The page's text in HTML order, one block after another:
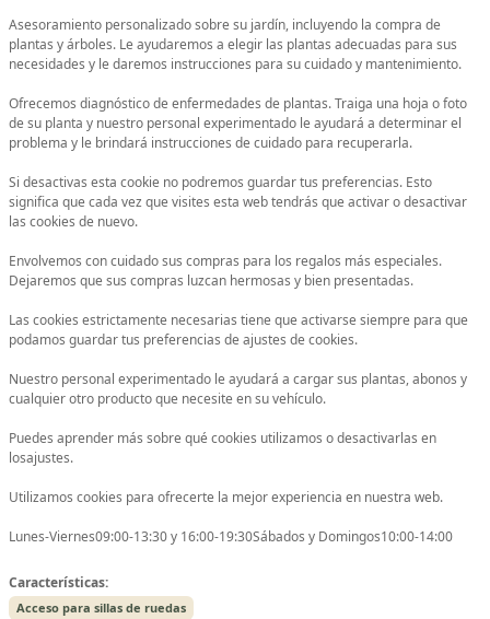
Asesoramiento personalizado sobre su jardín, incluyendo la compra de
plantas y árboles. Le ayudaremos a elegir las plantas adecuadas para sus
necesidades y le daremos instrucciones para su cuidado y mantenimiento.
Ofrecemos diagnóstico de enfermedades de plantas. Traiga una hoja o foto
de su planta y nuestro personal experimentado le ayudará a determinar el
problema y le brindará instrucciones de cuidado para recuperarla.
Si desactivas esta cookie no podremos guardar tus preferencias. Esto
significa que cada vez que visites esta web tendrás que activar o desactivar
las cookies de nuevo.
Envolvemos con cuidado sus compras para los regalos más especiales.
Dejaremos que sus compras luzcan hermosas y bien presentadas.
Las cookies estrictamente necesarias tiene que activarse siempre para que
podamos guardar tus preferencias de ajustes de cookies.
Nuestro personal experimentado le ayudará a cargar sus plantas, abonos y
cualquier otro producto que necesite en su vehículo.
Puedes aprender más sobre qué cookies utilizamos o desactivarlas en
losajustes.
Utilizamos cookies para ofrecerte la mejor experiencia en nuestra web.
Lunes-Viernes09:00-13:30 y 16:00-19:30Sábados y Domingos10:00-14:00
Características:
Acceso para sillas de ruedas